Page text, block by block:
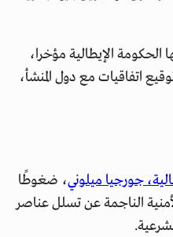
الإيطالية مؤخرا،
اتفاقيات مع دول المنشأ،
جورجيا ميلوني، ضغوطًا
الناجمة عن تسلل عناصر